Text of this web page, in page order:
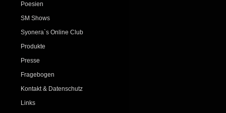
Poesien
SM Shows
Syonera`s Online Club
Produkte
Presse
Fragebogen
Kontakt & Datenschutz
Links